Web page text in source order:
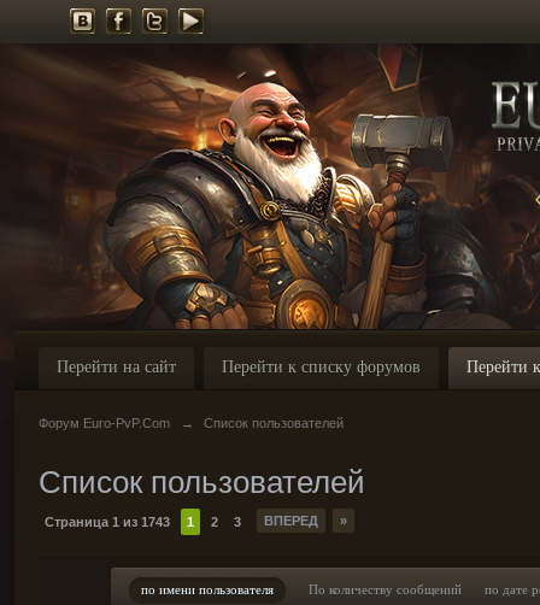
Перейти на сайт Перейти к списку форумов Перейти
Форум Euro-PvP.Com → Список пользователей
Список пользователей
Страница 1 из 1743 1 2 3 ВПЕРЕД »
по имени пользователя По количеству сообщений по дате